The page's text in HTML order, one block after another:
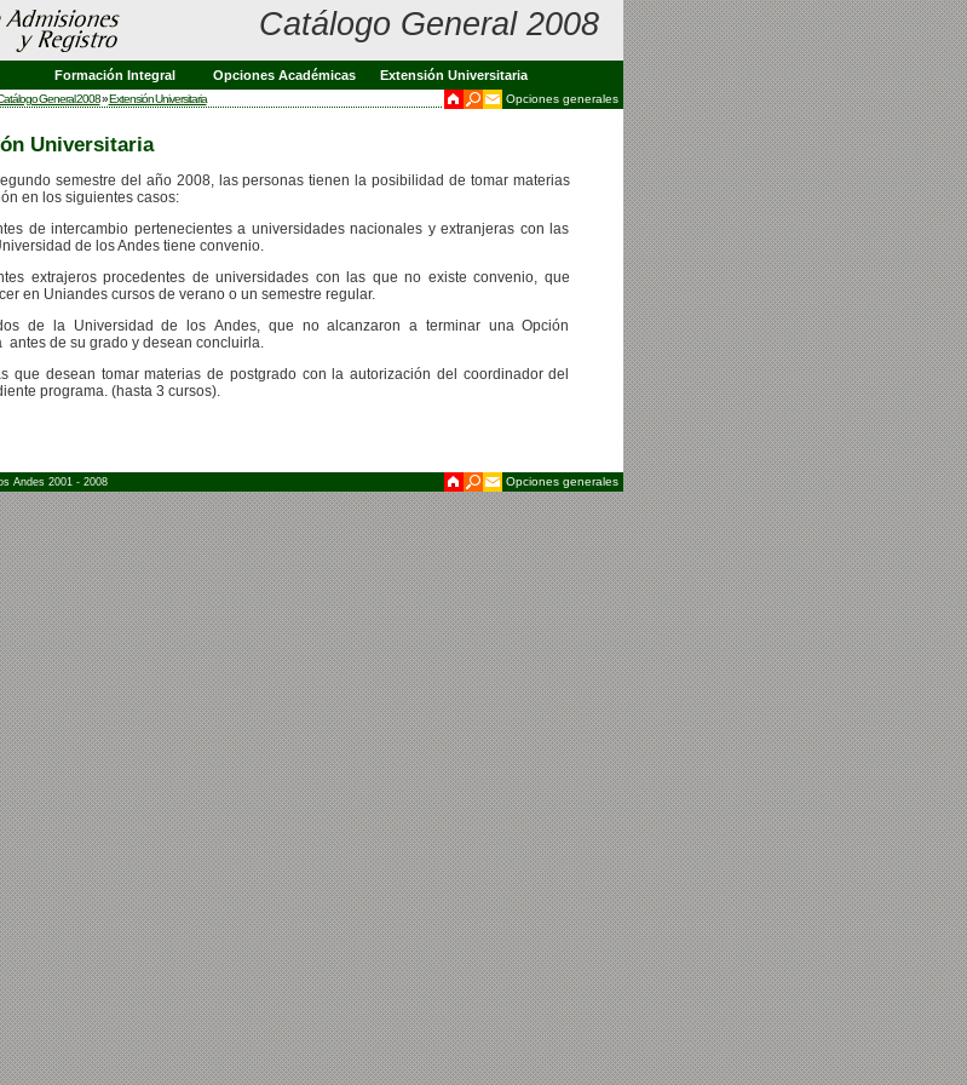
Catálogo General 2008
Formación Integral Opciones Académicas Extensión Universitaria
General 2008»Extensión Universitaria Opciones generales
Universitaria
semestre del año 2008, las personas tienen la posibilidad de tomar materias
en los siguientes casos:
de intercambio pertenecientes a universidades nacionales y extranjeras con las
de los Andes tiene convenio.
extrajeros procedentes de universidades con las que no existe convenio, que
en Uniandes cursos de verano o un semestre regular.
de la Universidad de los Andes, que no alcanzaron a terminar una Opción
antes de su grado y desean concluirla.
que desean tomar materias de postgrado con la autorización del coordinador del
programa. (hasta 3 cursos).
Andes 2001 - 2008 Opciones generales